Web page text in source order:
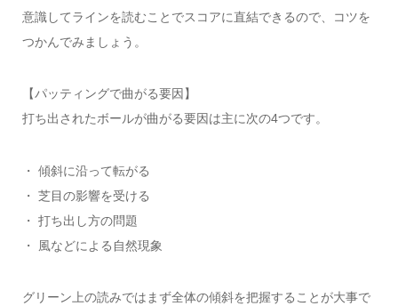
意識してラインを読むことでスコアに直結できるので、コツを
つかんでみましょう。
【パッティングで曲がる要因】
打ち出されたボールが曲がる要因は主に次の4つです。
・ 傾斜に沿って転がる
・ 芝目の影響を受ける
・ 打ち出し方の問題
・ 風などによる自然現象
グリーン上の読みではまず全体の傾斜を把握することが大事で